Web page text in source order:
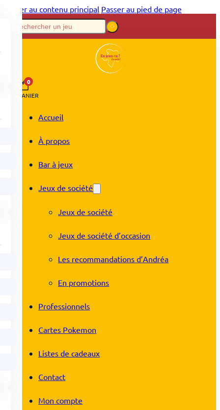
Passer au contenu principal Passer au pied de page
0
PANIER
Accueil
À propos
Bar à jeux
Jeux de société
Jeux de société
Jeux de société d’occasion
Les recommandations d’Andréa
En promotions
Professionnels
Cartes Pokemon
Listes de cadeaux
Contact
Mon compte